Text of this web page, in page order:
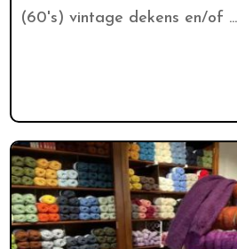
(60's) vintage dekens en/of ...